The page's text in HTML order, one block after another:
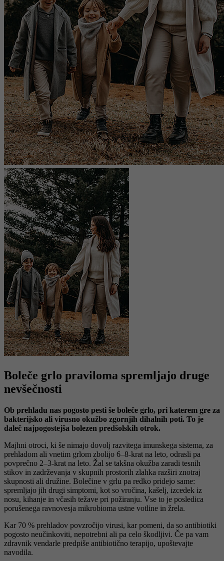
Boleče grlo praviloma spremljajo druge
nevšečnosti
Ob prehladu nas pogosto pesti še boleče grlo, pri katerem gre za
bakterijsko ali virusno okužbo zgornjih dihalnih poti. To je
daleč najpogostejša bolezen predšolskih otrok.
Majhni otroci, ki še nimajo dovolj razvitega imunskega sistema, za
prehladom ali vnetim grlom zbolijo 6–8-krat na leto, odrasli pa
povprečno 2–3-krat na leto. Žal se takšna okužba zaradi tesnih
stikov in zadrževanja v skupnih prostorih zlahka razširi znotraj
skupnosti ali družine. Bolečine v grlu pa redko pridejo same:
spremljajo jih drugi simptomi, kot so vročina, kašelj, izcedek iz
nosu, kihanje in včasih težave pri požiranju. Vse to je posledica
porušenega ravnovesja mikrobioma ustne votline in žrela.
Kar 70 % prehladov povzročijo virusi, kar pomeni, da so antibiotiki
pogosto neučinkoviti, nepotrebni ali pa celo škodljivi. Če pa vam
zdravnik vendarle predpiše antibiotično terapijo, upoštevajte
navodila.